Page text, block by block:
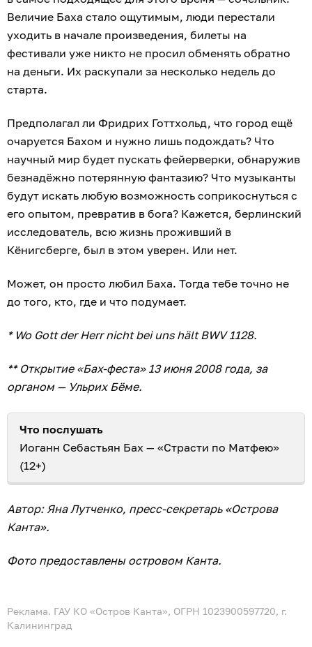
Величие Баха стало ощутимым, люди перестали
уходить в начале произведения, билеты на
фестивали уже никто не просил обменять обратно
на деньги. Их раскупали за несколько недель до
старта.
Предполагал ли Фридрих Готтхольд, что город ещё
очаруется Бахом и нужно лишь подождать? Что
научный мир будет пускать фейерверки, обнаружив
безнадёжно потерянную фантазию? Что музыканты
будут искать любую возможность соприкоснуться с
его опытом, превратив в бога? Кажется, берлинский
исследователь, всю жизнь проживший в
Кёнигсберге, был в этом уверен. Или нет.
Может, он просто любил Баха. Тогда тебе точно не
до того, кто, где и что подумает.
* Wo Gott der Herr nicht bei uns hält BWV 1128.
** Открытие «Бах-феста» 13 июня 2008 года, за
органом — Ульрих Бёме.
Что послушать
Иоганн Себастьян Бах — «Страсти по Матфею»
(12+)
Автор: Яна Лутченко, пресс-секретарь «Острова
Канта».
Фото предоставлены островом Канта.
Реклама. ГАУ КО «Остров Канта», ОГРН 1023900597720, г.
Калининград